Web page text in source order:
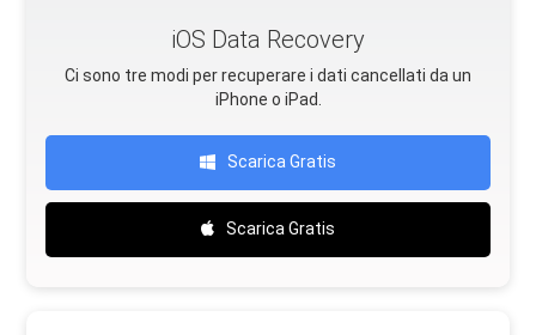
iOS Data Recovery
Ci sono tre modi per recuperare i dati cancellati da un
iPhone o iPad.
Scarica Gratis
Scarica Gratis